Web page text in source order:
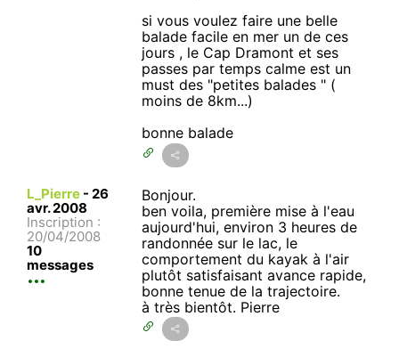
si vous voulez faire une belle
balade facile en mer un de ces
jours , le Cap Dramont et ses
passes par temps calme est un
must des "petites balades " (
moins de 8km...)
bonne balade
L_Pierre - 26
avr. 2008
Inscription :
20/04/2008
10
messages
Bonjour.
ben voila, première mise à l'eau
aujourd'hui, environ 3 heures de
randonnée sur le lac, le
comportement du kayak à l'air
plutôt satisfaisant avance rapide,
bonne tenue de la trajectoire.
à très bientôt. Pierre